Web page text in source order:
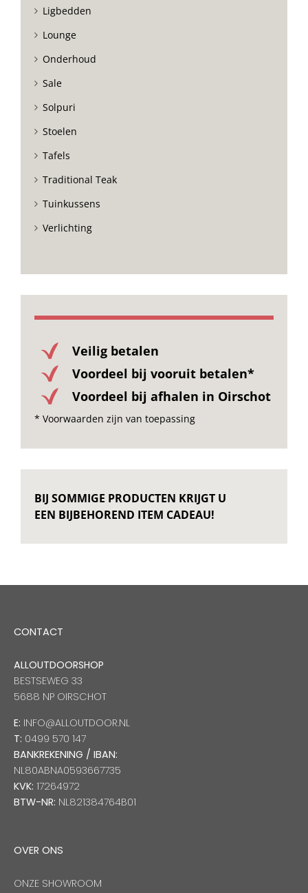
Ligbedden
Lounge
Onderhoud
Sale
Solpuri
Stoelen
Tafels
Traditional Teak
Tuinkussens
Verlichting
Veilig betalen
Voordeel bij vooruit betalen*
Voordeel bij afhalen in Oirschot
* Voorwaarden zijn van toepassing
BIJ SOMMIGE PRODUCTEN KRIJGT U
EEN BIJBEHOREND ITEM CADEAU!
CONTACT
ALLOUTDOORSHOP
BESTSEWEG 33
5688 NP OIRSCHOT
E: INFO@ALLOUTDOOR.NL
T: 0499 570 147
BANKREKENING / IBAN:
NL80ABNA0593667735
KVK: 17264972
BTW-NR: NL821384764B01
OVER ONS
ONZE SHOWROOM